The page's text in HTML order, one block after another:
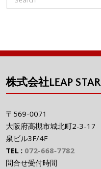
株式会社LEAP STAR
〒569-0071
大阪府高槻市城北町2-3-17
泉ビル3F/4F
TEL : 072-668-7782
問合せ受付時間